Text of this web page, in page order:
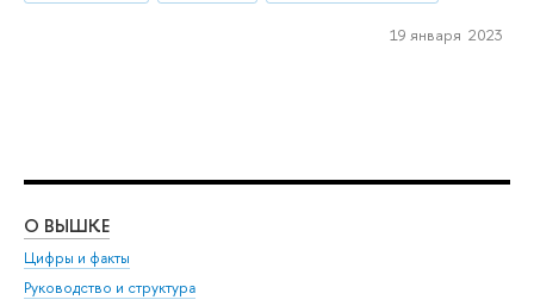
19 января 2023
О ВЫШКЕ
Цифры и факты
Руководство и структура